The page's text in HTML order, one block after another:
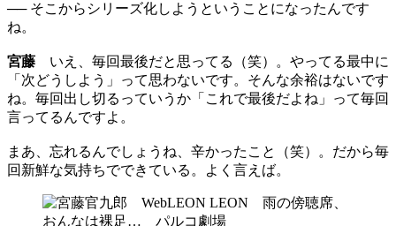
── そこからシリーズ化しようということになったんです
ね。
宮藤 いえ、毎回最後だと思ってる（笑）。やってる最中に
「次どうしよう」って思わないです。そんな余裕はないです
ね。毎回出し切るっていうか「これで最後だよね」って毎回
言ってるんですよ。
まあ、忘れるんでしょうね、辛かったこと（笑）。だから毎
回新鮮な気持ちでできている。よく言えば。